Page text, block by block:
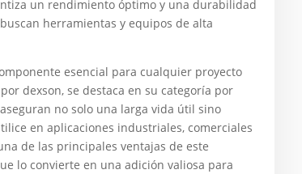
un rendimiento óptimo y una durabilidad
herramientas y equipos de alta
esencial para cualquier proyecto
dexson, se destaca en su categoría por
no solo una larga vida útil sino
en aplicaciones industriales, comerciales
de las principales ventajas de este
lo convierte en una adición valiosa para